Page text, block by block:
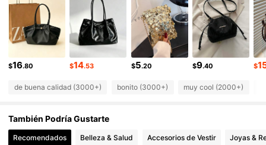
13K Seguidores
4.84 13K Seguidores
4.84 13K Seguidores
4.84 13K Seguidores
$16.80 $14.53 $5.20 $9.40 $
de buena calidad (3000+) bonito (3000+) muy cool (2000+)
También Podría Gustarte
Recomendados Belleza & Salud Accesorios de Vestir Joyas &